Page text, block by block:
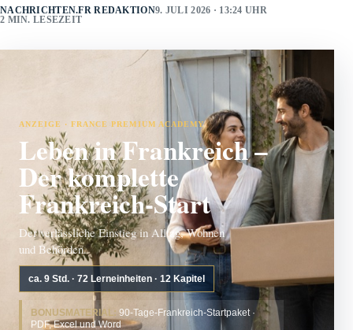
NACHRICHTEN.FR REDAKTION9. JULI 2026 · 13:24 UHR
2 MIN. LESEZEIT
ANZEIGE · FRANCE PREMIUM ACADEMY
Leben in Frankreich –
Der komplette
Frankreich-Start
Der verlässliche Einstieg in Alltag, Wohnen
und Behörden.
ca. 9 Std. · 72 Lerneinheiten · 12 Kapitel
BONUSMATERIAL: 90-Tage-Frankreich-Startpaket ·
PDF, Excel und Word